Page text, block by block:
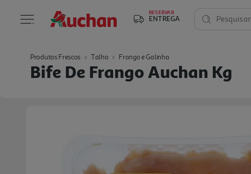
RESERVAR
ENTREGA Pesquisar
Produtos Frescos Talho Frango e Galinha
Bife De Frango Auchan Kg